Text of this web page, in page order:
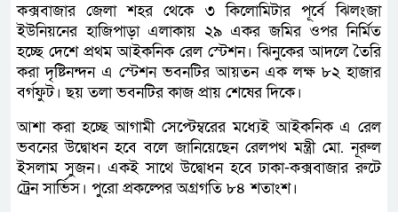
কক্সবাজার জেলা শহর থেকে ৩ কিলোমিটার পূর্বে ঝিলংজা
ইউনিয়নের হাজিপাড়া এলাকায় ২৯ একর জমির ওপর নির্মিত
হচ্ছে দেশে প্রথম আইকনিক রেল স্টেশন। ঝিনুকের আদলে তৈরি
করা দৃষ্টিনন্দন এ স্টেশন ভবনটির আয়তন এক লক্ষ ৮২ হাজার
বর্গফুট। ছয় তলা ভবনটির কাজ প্রায় শেষের দিকে।
আশা করা হচ্ছে আগামী সেপ্টেম্বরের মধ্যেই আইকনিক এ রেল
ভবনের উদ্বোধন হবে বলে জানিয়েছেন রেলপথ মন্ত্রী মো. নূরুল
ইসলাম সুজন। একই সাথে উদ্বোধন হবে ঢাকা-কক্সবাজার রুটে
ট্রেন সার্ভিস। পুরো প্রকল্পের অগ্রগতি ৮৪ শতাংশ।